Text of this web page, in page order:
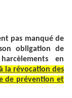
pas manqué de
obligation de
en
la révocation des
de prévention et